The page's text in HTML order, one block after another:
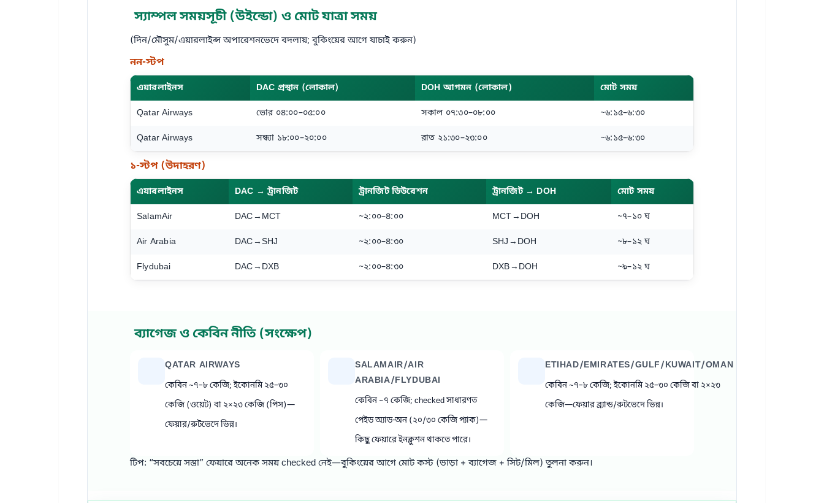
স্যাম্পল সময়সূচী (উইন্ডো) ও মোট যাত্রা সময়
(দিন/মৌসুম/এয়ারলাইন্স অপারেশনভেদে বদলায়; বুকিংয়ের আগে যাচাই করুন)
নন‑স্টপ
এয়ারলাইনস DAC প্রস্থান (লোকাল) DOH আগমন (লোকাল) মোট সময়
Qatar Airways ভোর ০৪:০০–০৫:০০ সকাল ০৭:৩০–০৮:০০ ~৬:১৫–৬:৩০
Qatar Airways সন্ধ্যা ১৮:০০–২০:০০ রাত ২১:৩০–২৩:০০ ~৬:১৫–৬:৩০
১‑স্টপ (উদাহরণ)
এয়ারলাইনস DAC → ট্রানজিট ট্রানজিট ডিউরেশন ট্রানজিট → DOH মোট সময়
SalamAir DAC→MCT ~২:০০–৪:০০ MCT→DOH ~৭–১০ ঘ
Air Arabia DAC→SHJ ~২:০০–৪:৩০ SHJ→DOH ~৮–১২ ঘ
Flydubai DAC→DXB ~২:০০–৪:৩০ DXB→DOH ~৯–১২ ঘ
ব্যাগেজ ও কেবিন নীতি (সংক্ষেপ)
QATAR AIRWAYS
কেবিন ~৭–৮ কেজি; ইকোনমি ২৫–৩০
কেজি (ওয়েট) বা ২×২৩ কেজি (পিস)—
ফেয়ার/রুটভেদে ভিন্ন।
SALAMAIR/AIR
ARABIA/FLYDUBAI
কেবিন ~৭ কেজি; checked সাধারণত
পেইড অ্যাড‑অন (২০/৩০ কেজি প্যাক)—
কিছু ফেয়ারে ইনক্লুশন থাকতে পারে।
ETIHAD/EMIRATES/GULF/KUWAIT/OMAN
কেবিন ~৭–৮ কেজি; ইকোনমি ২৫–৩০ কেজি বা ২×২৩
কেজি—ফেয়ার ব্র্যান্ড/রুটভেদে ভিন্ন।
টিপ: “সবচেয়ে সস্তা” ফেয়ারে অনেক সময় checked নেই—বুকিংয়ের আগে মোট কস্ট (ভাড়া + ব্যাগেজ + সিট/মিল) তুলনা করুন।